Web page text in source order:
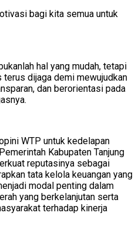
bagi kita semua untuk
hal yang mudah, tetapi
terus dijaga demi mewujudkan
dan berorientasi pada
WTP untuk kedelapan
Kabupaten Tanjung
reputasinya sebagai
tata kelola keuangan yang
modal penting dalam
yang berkelanjutan serta
terhadap kinerja